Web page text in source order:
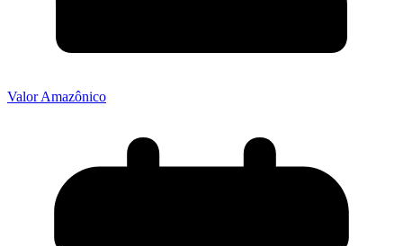
Valor Amazônico